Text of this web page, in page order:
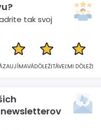
tak svoj
ZAUJÍMAVÁDÔLEŽITÁVEĽMI DÔLEŽITÁ